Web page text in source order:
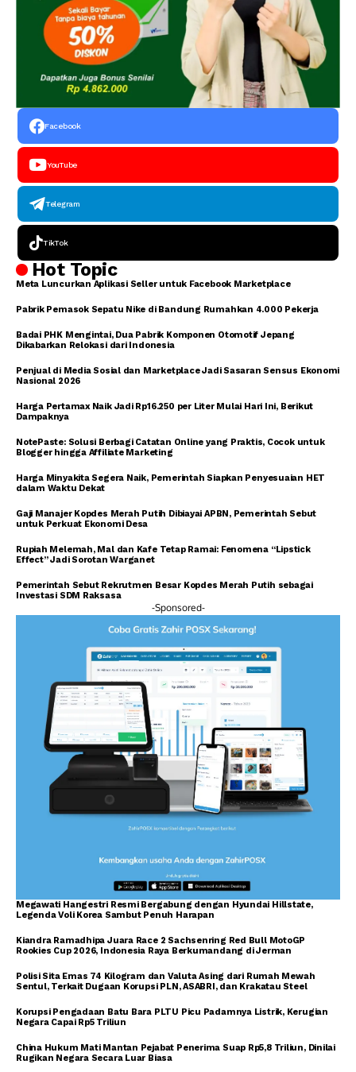
Facebook
YouTube
Telegram
TikTok
Hot Topic
Meta Luncurkan Aplikasi Seller untuk Facebook Marketplace
Pabrik Pemasok Sepatu Nike di Bandung Rumahkan 4.000 Pekerja
Badai PHK Mengintai, Dua Pabrik Komponen Otomotif Jepang
Dikabarkan Relokasi dari Indonesia
Penjual di Media Sosial dan Marketplace Jadi Sasaran Sensus Ekonomi
Nasional 2026
Harga Pertamax Naik Jadi Rp16.250 per Liter Mulai Hari Ini, Berikut
Dampaknya
NotePaste: Solusi Berbagi Catatan Online yang Praktis, Cocok untuk
Blogger hingga Affiliate Marketing
Harga Minyakita Segera Naik, Pemerintah Siapkan Penyesuaian HET
dalam Waktu Dekat
Gaji Manajer Kopdes Merah Putih Dibiayai APBN, Pemerintah Sebut
untuk Perkuat Ekonomi Desa
Rupiah Melemah, Mal dan Kafe Tetap Ramai: Fenomena “Lipstick
Effect” Jadi Sorotan Warganet
Pemerintah Sebut Rekrutmen Besar Kopdes Merah Putih sebagai
Investasi SDM Raksasa
-Sponsored-
Megawati Hangestri Resmi Bergabung dengan Hyundai Hillstate,
Legenda Voli Korea Sambut Penuh Harapan
Kiandra Ramadhipa Juara Race 2 Sachsenring Red Bull MotoGP
Rookies Cup 2026, Indonesia Raya Berkumandang di Jerman
Polisi Sita Emas 74 Kilogram dan Valuta Asing dari Rumah Mewah
Sentul, Terkait Dugaan Korupsi PLN, ASABRI, dan Krakatau Steel
Korupsi Pengadaan Batu Bara PLTU Picu Padamnya Listrik, Kerugian
Negara Capai Rp5 Triliun
China Hukum Mati Mantan Pejabat Penerima Suap Rp5,8 Triliun, Dinilai
Rugikan Negara Secara Luar Biasa